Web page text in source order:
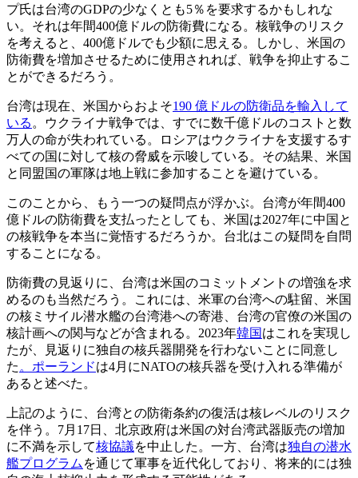
プ氏は台湾のGDPの少なくとも5％を要求するかもしれな
い。それは年間400億ドルの防衛費になる。核戦争のリスク
を考えると、400億ドルでも少額に思える。しかし、米国の
防衛費を増加させるために使用されれば、戦争を抑止するこ
とができるだろう。
台湾は現在、米国からおよそ190 億ドルの防衛品を輸入して
いる 。ウクライナ戦争では、すでに数千億ドルのコストと数
万人の命が失われている。ロシアはウクライナを支援するす
べての国に対して核の脅威を示唆している。その結果、米国
と同盟国の軍隊は地上戦に参加することを避けている。
このことから、もう一つの疑問点が浮かぶ。台湾が年間400
億ドルの防衛費を支払ったとしても、米国は2027年に中国と
の核戦争を本当に覚悟するだろうか。台北はこの疑問を自問
することになる。
防衛費の見返りに、台湾は米国のコミットメントの増強を求
めるのも当然だろう。これには、米軍の台湾への駐留、米国
の核ミサイル潜水艦の台湾港への寄港、台湾の官僚の米国の
核計画への関与などが含まれる。2023年韓国はこれを実現し
たが、見返りに独自の核兵器開発を行わないことに同意し
た 。ポーランドは4月にNATOの核兵器を受け入れる準備が
あると述べた。
上記のように、台湾との防衛条約の復活は核レベルのリスク
を伴う。7月17日、北京政府は米国の対台湾武器販売の増加
に不満を示して核協議を中止した。一方、台湾は独自の潜水
艦プログラム を通じて軍事を近代化しており、将来的には独